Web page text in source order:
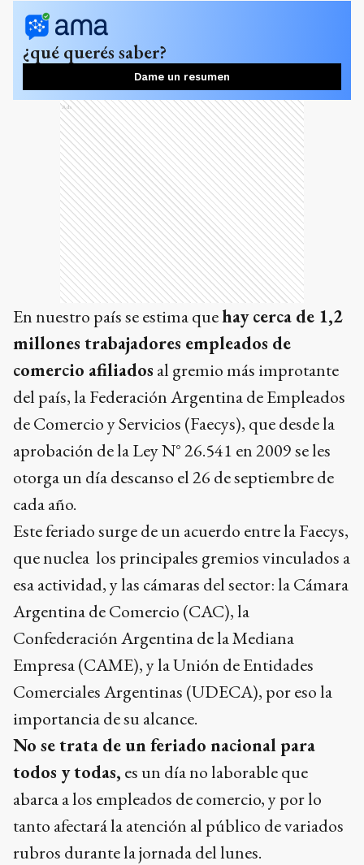
¿qué querés saber?
Dame un resumen
Ads
En nuestro país se estima quehay cerca de 1,2
millones trabajadores empleados de
comercio afiliados al gremio más improtante
del país, la Federación Argentina de Empleados
de Comercio y Servicios (Faecys), que desde la
aprobación de la Ley N° 26.541 en 2009 se les
otorga un día descanso el 26 de septiembre de
cada año.
Este feriado surge de un acuerdo entre la Faecys,
que nuclea los principales gremios vinculados a
esa actividad, y las cámaras del sector: la Cámara
Argentina de Comercio (CAC), la
Confederación Argentina de la Mediana
Empresa (CAME), y la Unión de Entidades
Comerciales Argentinas (UDECA), por eso la
importancia de su alcance.
No se trata de un feriado nacional para
todos y todas, es un día no laborable que
abarca a los empleados de comercio, y por lo
tanto afectará la atención al público de variados
rubros durante la jornada del lunes.